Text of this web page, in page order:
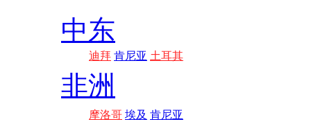
中东
迪拜 肯尼亚 土耳其
非洲
摩洛哥 埃及 肯尼亚